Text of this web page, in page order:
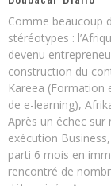
Comme beaucoup
stéréotypes :
devenu
construction du
Kareea
de e-learning),
Après un échec sur
exécution
parti 6 mois en
rencontré de